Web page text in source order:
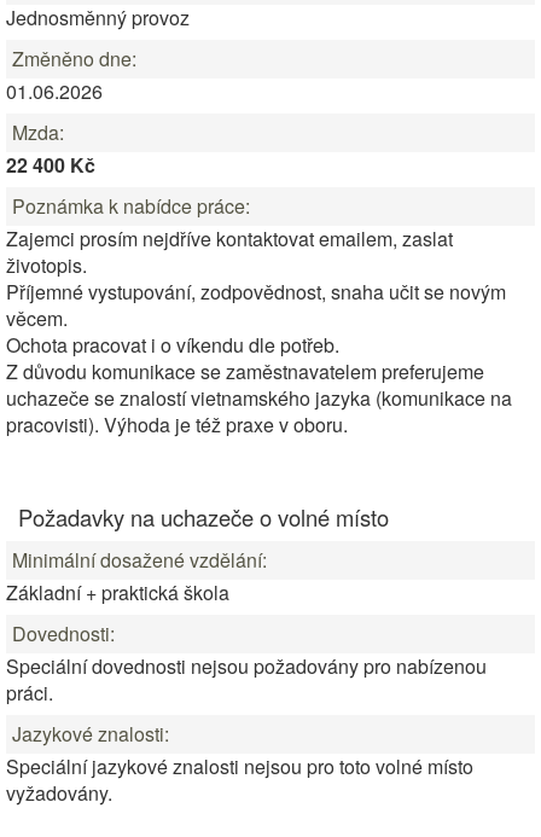
Jednosměnný provoz
Změněno dne:
01.06.2026
Mzda:
22 400 Kč
Poznámka k nabídce práce:
Zajemci prosím nejdříve kontaktovat emailem, zaslat
životopis.
Příjemné vystupování, zodpovědnost, snaha učit se novým
věcem.
Ochota pracovat i o víkendu dle potřeb.
Z důvodu komunikace se zaměstnavatelem preferujeme
uchazeče se znalostí vietnamského jazyka (komunikace na
pracovisti). Výhoda je též praxe v oboru.
Požadavky na uchazeče o volné místo
Minimální dosažené vzdělání:
Základní + praktická škola
Dovednosti:
Speciální dovednosti nejsou požadovány pro nabízenou
práci.
Jazykové znalosti:
Speciální jazykové znalosti nejsou pro toto volné místo
vyžadovány.